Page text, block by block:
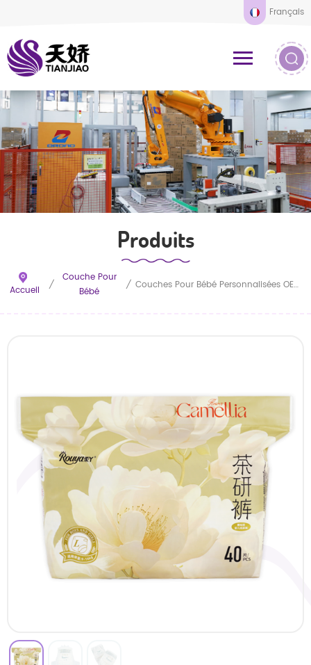
Français
Produits
Accueil /
Couche Pour
Bébé
/ Couches Pour Bébé Personnalisées OEM De Qualité Supérieure, Directement D'usine En Chine, Personnalisables